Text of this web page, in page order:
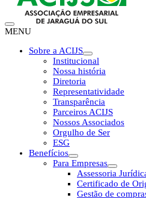
MENU
Sobre a ACIJS
Institucional
Nossa história
Diretoria
Representatividade
Transparência
Parceiros ACIJS
Nossos Associados
Orgulho de Ser
ESG
Benefícios
Para Empresas
Assessoria
Certificado de
Gestão de